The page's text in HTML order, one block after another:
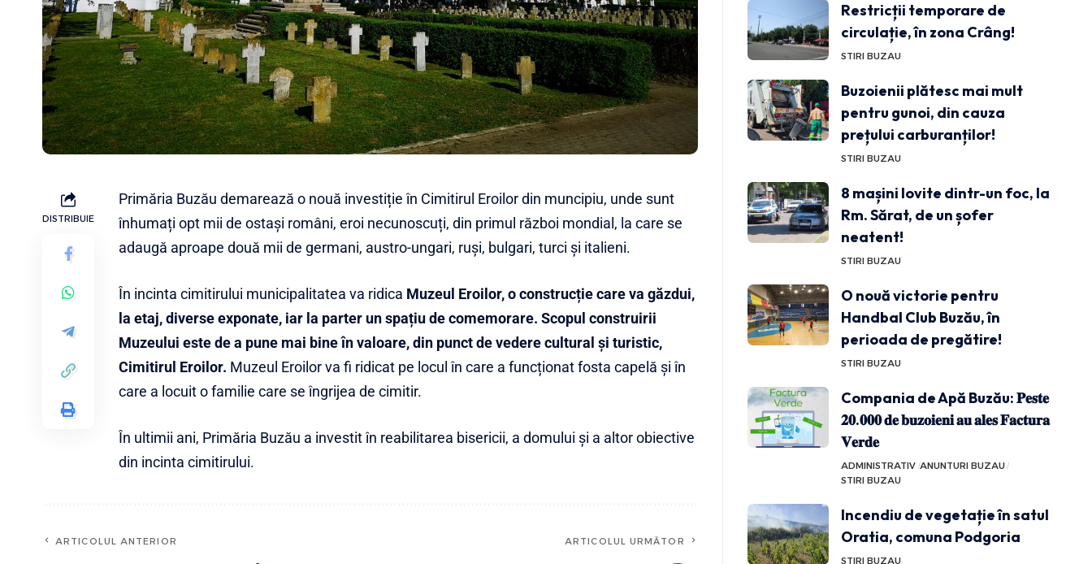
DISTRIBUIE
Primăria Buzău demarează o nouă investiție în Cimitirul Eroilor din muncipiu, unde sunt
înhumați opt mii de ostași români, eroi necunoscuți, din primul război mondial, la care se
adaugă aproape două mii de germani, austro-ungari, ruși, bulgari, turci și italieni.
În incinta cimitirului municipalitatea va ridica Muzeul Eroilor, o construcție care va găzdui,
la etaj, diverse exponate, iar la parter un spațiu de comemorare. Scopul construirii
Muzeului este de a pune mai bine în valoare, din punct de vedere cultural și turistic,
Cimitirul Eroilor. Muzeul Eroilor va fi ridicat pe locul în care a funcționat fosta capelă și în
care a locuit o familie care se îngrijea de cimitir.
În ultimii ani, Primăria Buzău a investit în reabilitarea bisericii, a domului și a altor obiective
din incinta cimitirului.
ARTICOLUL ANTERIOR ARTICOLUL URMĂTOR
Restricții temporare de
circulație, în zona Crâng!
STIRI BUZAU
Buzoienii plătesc mai mult
pentru gunoi, din cauza
prețului carburanților!
STIRI BUZAU
8 mașini lovite dintr-un foc, la
Rm. Sărat, de un șofer
neatent!
STIRI BUZAU
O nouă victorie pentru
Handbal Club Buzău, în
perioada de pregătire!
STIRI BUZAU
Compania de Apă Buzău: 𝐏𝐞𝐬𝐭𝐞
𝟐𝟎.𝟎𝟎𝟎 𝐝𝐞 𝐛𝐮𝐳𝐨𝐢𝐞𝐧𝐢 𝐚𝐮 𝐚𝐥𝐞𝐬 𝐅𝐚𝐜𝐭𝐮𝐫𝐚
𝐕𝐞𝐫𝐝𝐞
ADMINISTRATIV ANUNTURI BUZAU
STIRI BUZAU
Incendiu de vegetație în satul
Oratia, comuna Podgoria
STIRI BUZAU